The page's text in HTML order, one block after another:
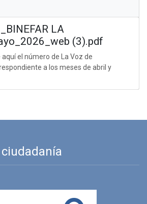
LA
(3).pdf
aquí el número de La Voz de
a los meses de abril y